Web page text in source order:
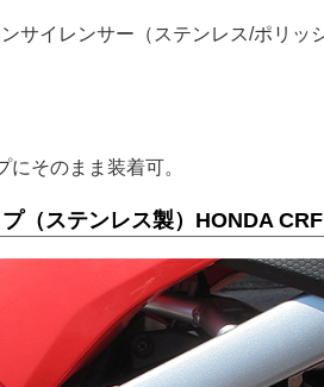
サイレンサー（ステンレス/ポリッ
そのまま装着可。
（ステンレス製）HONDA